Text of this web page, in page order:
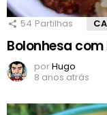
54 Partilhas
Bolonhesa
porHugo
8 anos atrás